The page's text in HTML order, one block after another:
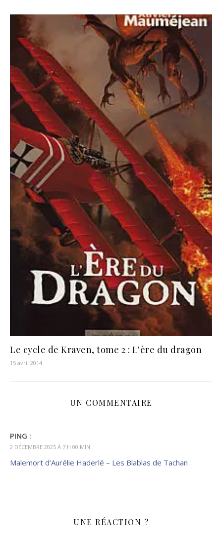
Le cycle de Kraven, tome 2 : L’ère du dragon
15 avril 2014
UN COMMENTAIRE
PING :
2 DÉCEMBRE 2025 À 7 H 00 MIN
Malemort d’Aurélie Haderlé – Les Blablas de Tachan
UNE RÉACTION ?